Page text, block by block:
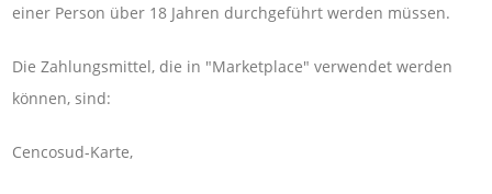
einer Person über 18 Jahren durchgeführt werden müssen.
Die Zahlungsmittel, die in "Marketplace" verwendet werden
können, sind:
Cencosud-Karte,